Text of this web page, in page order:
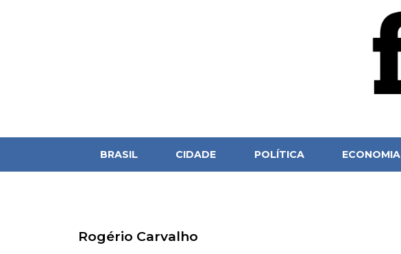
BRASIL CIDADE POLÍTICA ECONOMIA
Rogério Carvalho